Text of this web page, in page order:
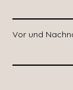
Vor und